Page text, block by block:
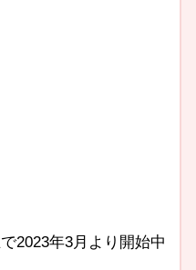
2023年3月より開始中